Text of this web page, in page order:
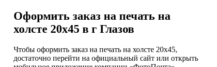
Оформить заказ на печать на
холсте 20х45 в г Глазов
Чтобы оформить заказ на печать на холсте 20х45,
достаточно перейти на официальный сайт или открыть